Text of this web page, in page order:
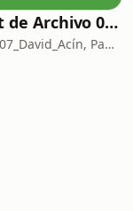
Podcast de Archivo 007
GGL007,007_David_Acín, Pablo_Ortega, 58, AlbertoBond y Claalc